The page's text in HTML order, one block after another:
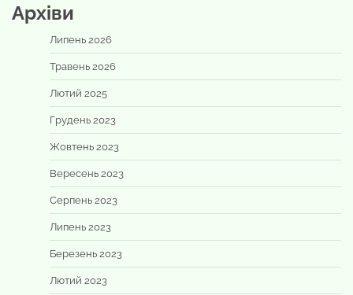
Архіви
Липень 2026
Травень 2026
Лютий 2025
Грудень 2023
Жовтень 2023
Вересень 2023
Серпень 2023
Липень 2023
Березень 2023
Лютий 2023